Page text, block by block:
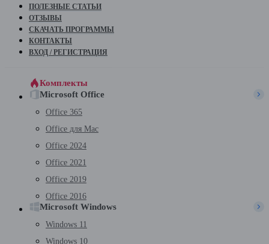
ПОЛЕЗНЫЕ СТАТЬИ
ОТЗЫВЫ
СКАЧАТЬ ПРОГРАММЫ
КОНТАКТЫ
ВХОД / РЕГИСТРАЦИЯ
Комплекты
Microsoft Office
Office 365
Office для Mac
Office 2024
Office 2021
Office 2019
Office 2016
Microsoft Windows
Windows 11
Windows 10